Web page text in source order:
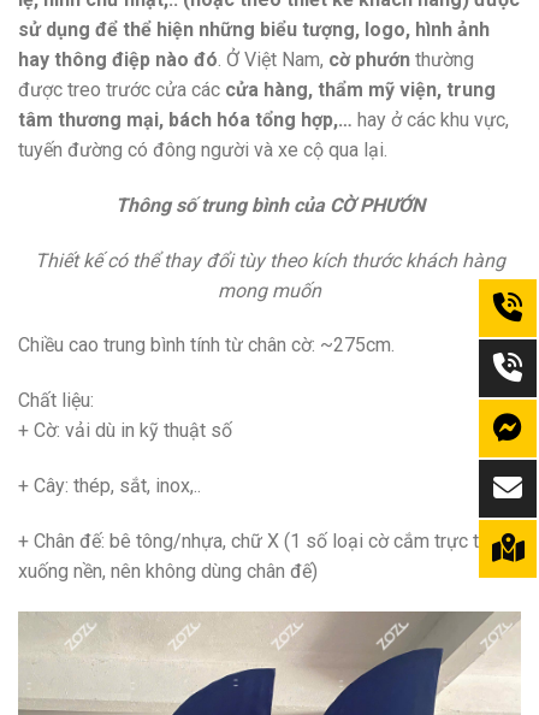
sử dụng để thể hiện những biểu tượng, logo, hình ảnh
hay thông điệp nào đó. Ở Việt Nam, cờ phướn thường
được treo trước cửa các cửa hàng, thẩm mỹ viện, trung
tâm thương mại, bách hóa tổng hợp,… hay ở các khu vực,
tuyến đường có đông người và xe cộ qua lại.
Thông số trung bình của CỜ PHƯỚN
Thiết kế có thể thay đổi tùy theo kích thước khách hàng
mong muốn
Chiều cao trung bình tính từ chân cờ: ~275cm.
Chất liệu:
+ Cờ: vải dù in kỹ thuật số
+ Cây: thép, sắt, inox,..
+ Chân đế: bê tông/nhựa, chữ X (1 số loại cờ cắm trực tiếp
xuống nền, nên không dùng chân đế)